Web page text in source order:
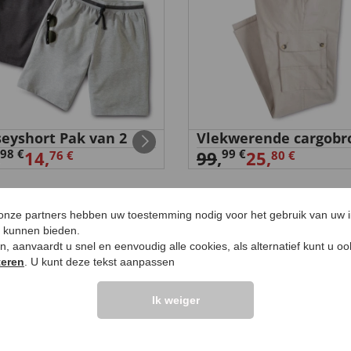
Pak van 2
98 €14,76 €
Vlekwerende
99,99 €25,80 €
>>
Vraag stellen
partners hebben uw toestemming nodig voor het gebruik van uw
bieden.
aanvaardt u snel en eenvoudig alle cookies, als alternatief kunt u
. U kunt deze tekst aanpassen
Ik weiger